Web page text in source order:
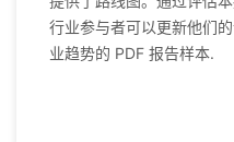
行业参与者可以更新他们
业趋势的 PDF 报告样本.